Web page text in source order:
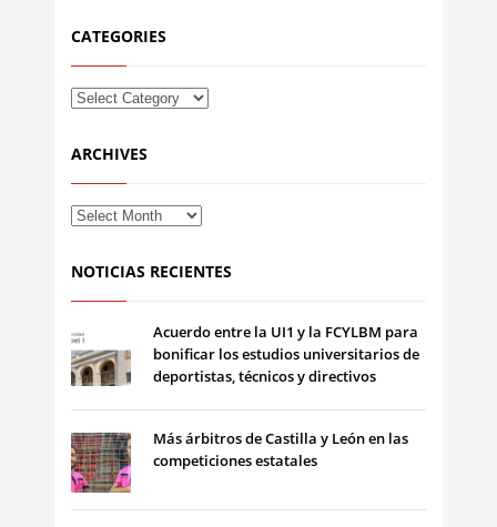
CATEGORIES
ARCHIVES
NOTICIAS RECIENTES
Acuerdo entre la UI1 y la FCYLBM para
bonificar los estudios universitarios de
deportistas, técnicos y directivos
Más árbitros de Castilla y León en las
competiciones estatales